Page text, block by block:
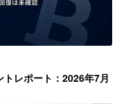
レポート：2026年7月